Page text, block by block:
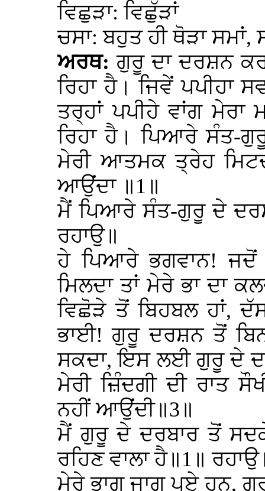
ਵਿਛੁੜਾ: ਵਿਛੁੱੜਾਂ
ਚਸਾ: ਬਹੁਤ ਹੀ ਥੋੜਾ ਸਮਾਂ,
ਅਰਥ: ਗੁਰੂ ਦਾ ਦਰਸ਼ਨ
ਰਿਹਾ ਹੈ। ਜਿਵੇਂ ਪਪੀਹਾ
ਤਰ੍ਹਾਂ ਪਪੀਹੇ ਵਾਂਗ
ਰਿਹਾ ਹੈ। ਪਿਆਰੇ ਸੰਤ-
ਮੇਰੀ ਆਤਮਕ ਤ੍ਰੇਹ
ਆਉਂਦਾ ॥1॥
ਮੈਂ ਪਿਆਰੇ ਸੰਤ-ਗੁਰੂ ਦੇ
ਰਹਾਉ॥
ਹੇ ਪਿਆਰੇ ਭਗਵਾਨ!
ਮਿਲਦਾ ਤਾਂ ਮੇਰੇ ਭਾ ਦਾ
ਵਿਛੋੜੇ ਤੋਂ ਬਿਹਬਲ ਹਾਂ,
ਭਾਈ! ਗੁਰੂ ਦਰਸ਼ਨ ਤੋਂ
ਸਕਦਾ, ਇਸ ਲਈ ਗੁਰੂ ਦੇ
ਮੇਰੀ ਜ਼ਿੰਦਗੀ ਦੀ ਰਾਤ
ਨਹੀਂ ਆਉਂਦੀ॥3॥
ਮੈਂ ਗੁਰੂ ਦੇ ਦਰਬਾਰ ਤੋਂ
ਰਹਿਣ ਵਾਲਾ ਹੈ॥1॥
ਮੇਰੇ ਭਾਗ ਜਾਗ ਪਏ ਹਨ,